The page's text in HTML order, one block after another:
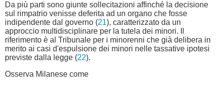
Da più parti sono giunte sollecitazioni affinché la decisione
sul rimpatrio venisse deferita ad un organo che fosse
indipendente dal governo (21), caratterizzato da un
approccio multidisciplinare per la tutela dei minori. Il
riferimento è al Tribunale per i minorenni che già delibera in
merito ai casi d'espulsione dei minori nelle tassative ipotesi
previste dalla legge (22).
Osserva Milanese come